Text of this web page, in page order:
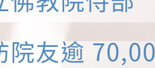
院友逾